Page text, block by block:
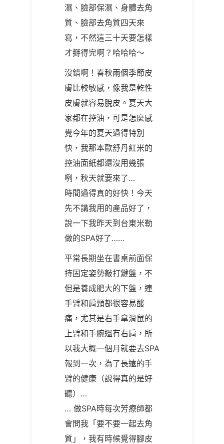
濕、臉部保濕、身體去角
質、臉部去角質四天來
寫，不然這三十天要怎樣
才掰得完啊？哈哈哈～
沒錯啊！春秋兩個季節皮
膚比較敏感，像我是乾性
皮膚就容易脫皮。夏天大
家都在控油，可是怎麼感
覺今年的夏天過得特別
快，我那本歐舒丹紅米的
控油面紙都還沒用幾張
咧，秋天就要來了…
時間過得真的好快！今天
先不講我用的產品好了，
說一下我昨天到台東米勒
做的SPA好了……
平常長期坐在書桌前面保
持固定姿勢敲打鍵盤，不
但是養成肥大的下盤，連
手臂和肩頸都很容易酸
痛，尤其是右手拿滑鼠的
上臂和手腕還有右肩，所
以我大概一個月就要去SPA
報到一次，為了長遠的手
臂的健康（說得真的是好
聽）…
… 做SPA時每次芳療師都
會問我「要不要一起去角
質」，我有時候覺得腳皮